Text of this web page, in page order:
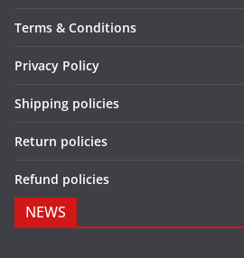
Terms & Conditions
Privacy Policy
Shipping policies
Return policies
Refund policies
NEWS